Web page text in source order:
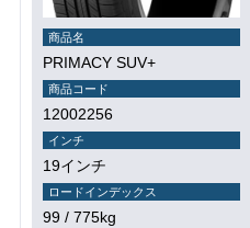
商品名
PRIMACY SUV+
商品コード
12002256
インチ
19インチ
ロードインデックス
99 / 775kg